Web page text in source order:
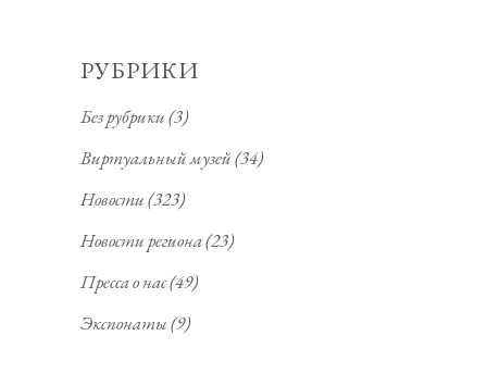
РУБРИКИ
Без рубрики(3)
Виртуальный музей(34)
Новости(323)
Новости региона(23)
Пресса о нас(49)
Экспонаты(9)